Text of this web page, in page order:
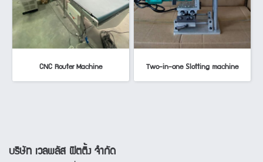
CNC Router Machine Two-in-one Slotting machine
บริษัท เวลพลัส ฟิตติ้ง จำกัด